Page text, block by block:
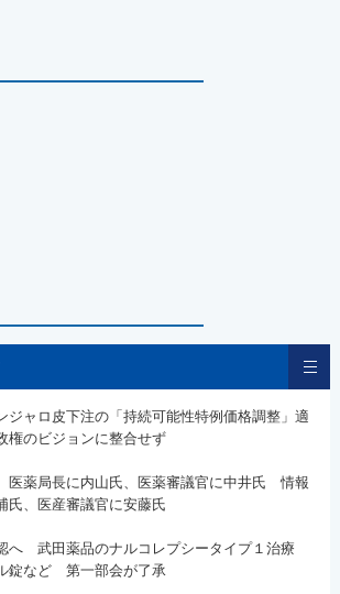
ャロ皮下注の「持続可能性特例価格調整」適
のビジョンに整合せず
薬局長に内山氏、医薬審議官に中井氏 情報
氏、医産審議官に安藤氏
へ 武田薬品のナルコレプシータイプ１治療
錠など 第一部会が了承